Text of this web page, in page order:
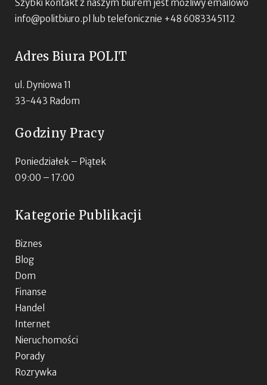
Szybki kontakt z naszym biurem jest możliwy emailowo
info@politbiuro.pl
lub telefonicznie +48 6083345112
Adres Biura POLIT
ul. Dyniowa 11
33-443 Radom
Godziny Pracy
Poniedziałek – Piątek
09:00 – 17:00
Kategorie Publikacji
Biznes
Blog
Dom
Finanse
Handel
Internet
Nieruchomości
Porady
Rozrywka